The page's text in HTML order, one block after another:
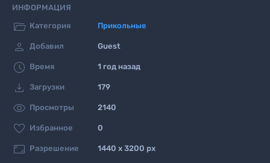
ИНФОРМАЦИЯ
 Категория Прикольные
 Добавил Guest
 Время 1 год назад
 Загрузки 179
 Просмотры 2140
 Избранное 0
 Разрешение 1440 x 3200 px